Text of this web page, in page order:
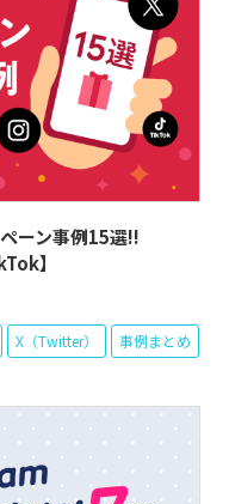
ーン事例15選!!
】
X（Twitter） 事例まとめ